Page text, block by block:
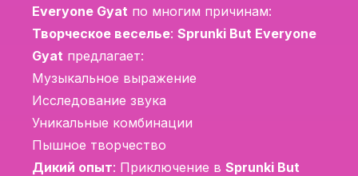
Everyone Gyat по многим причинам:
Творческое веселье: Sprunki But Everyone
Gyat предлагает:
Музыкальное выражение
Исследование звука
Уникальные комбинации
Пышное творчество
Дикий опыт: Приключение в Sprunki But